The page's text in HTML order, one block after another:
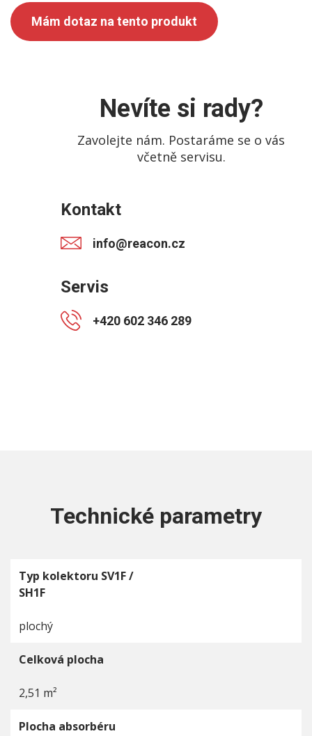
Mám dotaz na tento produkt
Nevíte si rady?
Zavolejte nám. Postaráme se o vás
včetně servisu.
Kontakt
info@reacon.cz
Servis
+420 602 346 289
Technické parametry
Typ kolektoru SV1F /
SH1F
plochý
Celková plocha
2,51 m²
Plocha absorbéru